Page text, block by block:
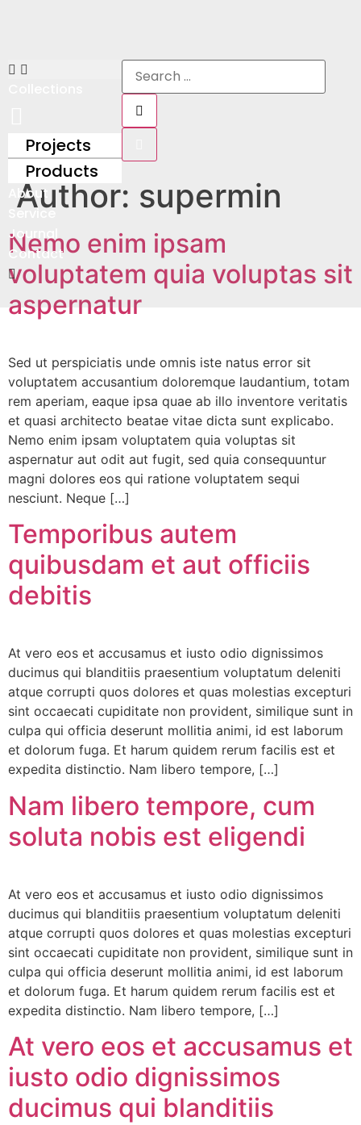
Projects
Products
About
Service
Journal
Contact
Author: supermin
Nemo enim ipsam
voluptatem quia voluptas sit
aspernatur
Sed ut perspiciatis unde omnis iste natus error sit
voluptatem accusantium doloremque laudantium, totam
rem aperiam, eaque ipsa quae ab illo inventore veritatis
et quasi architecto beatae vitae dicta sunt explicabo.
Nemo enim ipsam voluptatem quia voluptas sit
aspernatur aut odit aut fugit, sed quia consequuntur
magni dolores eos qui ratione voluptatem sequi
nesciunt. Neque […]
Temporibus autem
quibusdam et aut officiis
debitis
At vero eos et accusamus et iusto odio dignissimos
ducimus qui blanditiis praesentium voluptatum deleniti
atque corrupti quos dolores et quas molestias excepturi
sint occaecati cupiditate non provident, similique sunt in
culpa qui officia deserunt mollitia animi, id est laborum
et dolorum fuga. Et harum quidem rerum facilis est et
expedita distinctio. Nam libero tempore, […]
Nam libero tempore, cum
soluta nobis est eligendi
At vero eos et accusamus et iusto odio dignissimos
ducimus qui blanditiis praesentium voluptatum deleniti
atque corrupti quos dolores et quas molestias excepturi
sint occaecati cupiditate non provident, similique sunt in
culpa qui officia deserunt mollitia animi, id est laborum
et dolorum fuga. Et harum quidem rerum facilis est et
expedita distinctio. Nam libero tempore, […]
At vero eos et accusamus et
iusto odio dignissimos
ducimus qui blanditiis